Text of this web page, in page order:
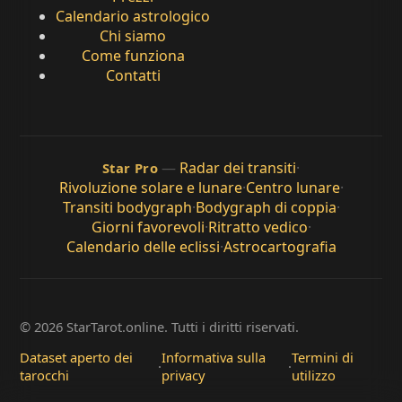
Calendario astrologico
Chi siamo
Come funziona
Contatti
Star Pro — Radar dei transiti·
Rivoluzione solare e lunare·Centro lunare·
Transiti bodygraph·Bodygraph di coppia·
Giorni favorevoli·Ritratto vedico·
Calendario delle eclissi·Astrocartografia
© 2026 StarTarot.online. Tutti i diritti riservati.
Dataset aperto dei
tarocchi
·Informativa sulla
privacy
·Termini di
utilizzo